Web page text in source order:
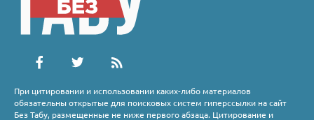
При цитировании и использовании каких-либо материалов
обязательны открытые для поисковых систем гиперссылки на сайт
Без Табу, размещенные не ниже первого абзаца. Цитирование и